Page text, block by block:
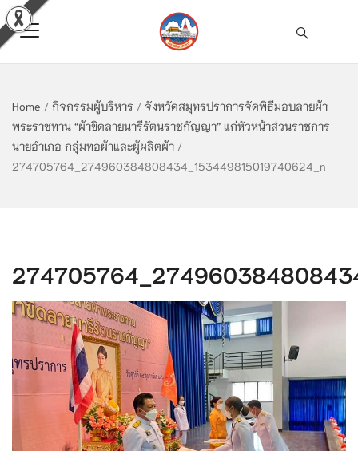
Home / กิจกรรมผู้บริหาร / จังหวัดสมุทรปราการจัดพิธีมอบลายผ้า
พระราชทาน “ผ้าขิดลายนารีรัตนราชกัญญา” แก่หัวหน้าส่วนราชการ
นายอำเภอ กลุ่มทอผ้าและผู้ผลิตผ้า /
274705764_274960384808434_153449815019740624_n